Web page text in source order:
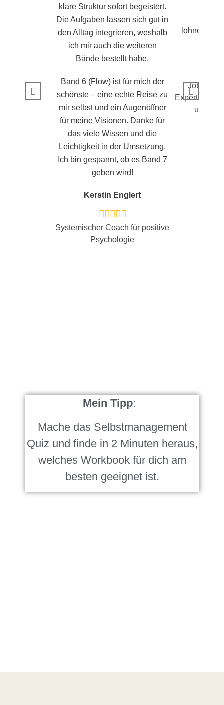
klare Struktur sofort begeistert.
Die Aufgaben lassen sich gut in
den Alltag integrieren, weshalb
ich mir auch die weiteren
Bände bestellt habe.
Band 6 (Flow) ist für mich der
schönste – eine echte Reise zu
mir selbst und ein Augenöffner
für meine Visionen. Danke für
das viele Wissen und die
Leichtigkeit in der Umsetzung.
Ich bin gespannt, ob es Band 7
geben wird!
Kerstin Englert
Systemischer Coach für positive
Psychologie
Job und
Expertin für
und
Mein Tipp:
Mache das Selbstmanagement
Quiz und finde in 2 Minuten heraus,
welches Workbook für dich am
besten geeignet ist.